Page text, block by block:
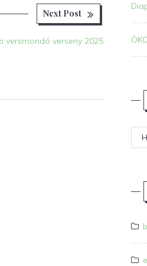
Next Post
versmondó verseny 2025